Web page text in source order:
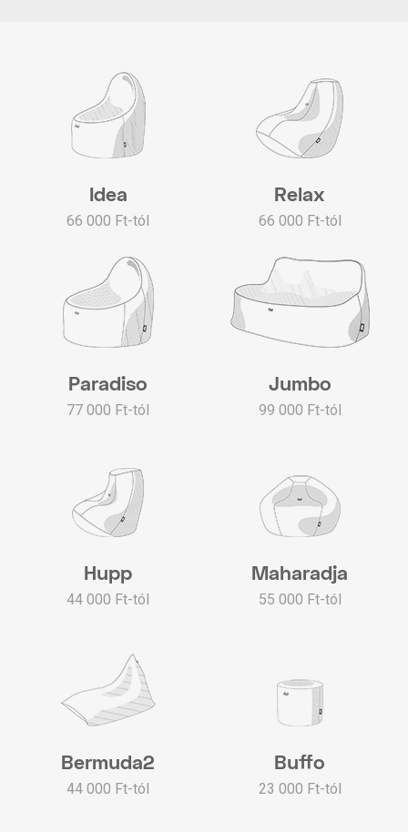
Idea
66 000 Ft-tól
Relax
66 000 Ft-tól
Paradiso
77 000 Ft-tól
Jumbo
99 000 Ft-tól
Hupp
44 000 Ft-tól
Maharadja
55 000 Ft-tól
Bermuda2
44 000 Ft-tól
Buffo
23 000 Ft-tól